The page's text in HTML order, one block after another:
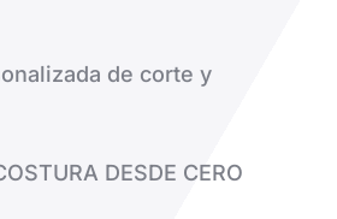
de corte y
DESDE CERO